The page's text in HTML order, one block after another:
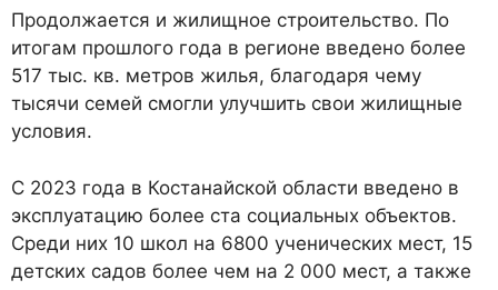
Продолжается и жилищное строительство. По
итогам прошлого года в регионе введено более
517 тыс. кв. метров жилья, благодаря чему
тысячи семей смогли улучшить свои жилищные
условия.
С 2023 года в Костанайской области введено в
эксплуатацию более ста социальных объектов.
Среди них 10 школ на 6800 ученических мест, 15
детских садов более чем на 2 000 мест, а также